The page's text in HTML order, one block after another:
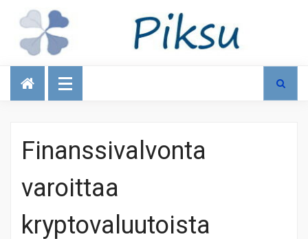
Talous
Finanssivalvonta
varoittaa
kryptovaluutoista